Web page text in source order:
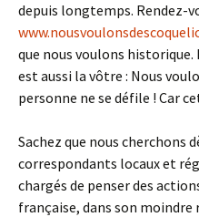
depuis longtemps. Rendez-
que nous voulons
est aussi la vôtre : Nous
personne ne se défile ! Car
Sachez que nous cherchons
correspondants locaux et
chargés de penser des
française, dans son moindre